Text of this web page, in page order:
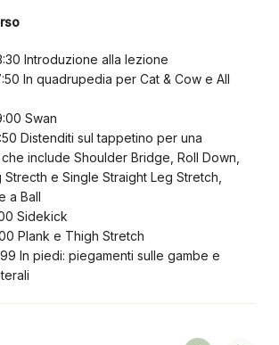
Introduzione alla lezione
In quadrupedia per Cat & Cow e All
Swan
Distenditi sul tappetino per una
include Shoulder Bridge, Roll Down,
Strecth e Single Straight Leg Stretch,
a Ball
Sidekick
Plank e Thigh Stretch
In piedi: piegamenti sulle gambe e